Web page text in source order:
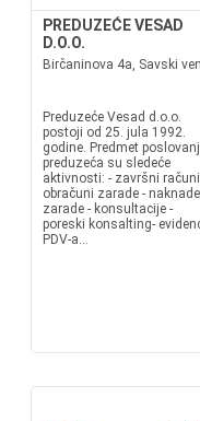
PREDUZEĆE VESAD
D.O.O.
Birčaninova 4a, Savski
Preduzeće Vesad d.o.o.
postoji od 25. jula 1992.
godine. Predmet
preduzeća su sledeće
aktivnosti: - završni računi
obračuni zarade - naknade
zarade - konsultacije -
poreski konsalting-
PDV-a...